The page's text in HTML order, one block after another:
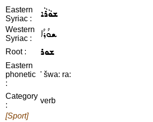
Eastern
Syriac :
ܫܘܵܪܵܐ
Western
Syriac :
ܫܘܳܪܳܐ
Root : ܫܘܪ
Eastern
phonetic
:
' šwa: ra:
Category
:
verb
[Sport]